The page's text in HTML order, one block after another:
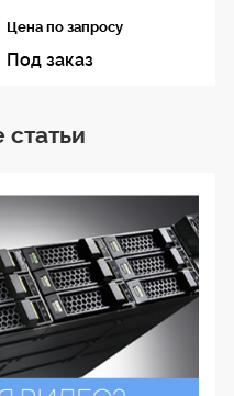
Цена по запросу
Под заказ